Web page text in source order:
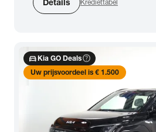
Krediettabel
directions_carKia GO Dealshelp_outline
Uw prijsvoordeel is € 1.500